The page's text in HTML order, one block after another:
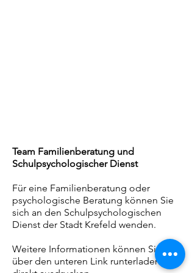
Team Familienberatung und
Schulpsychologischer Dienst
Für eine Familienberatung oder
psychologische Beratung können Sie
sich an den Schulpsychologischen
Dienst der Stadt Krefeld wenden.
Weitere Informationen können Sie
über den unteren Link runterladen und